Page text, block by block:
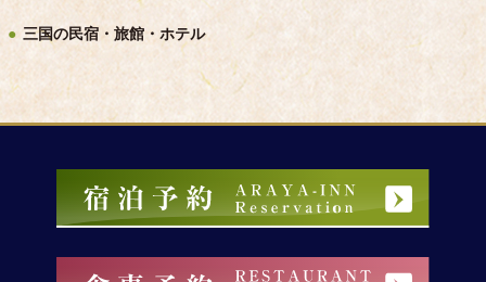
三国の民宿・旅館・ホテル